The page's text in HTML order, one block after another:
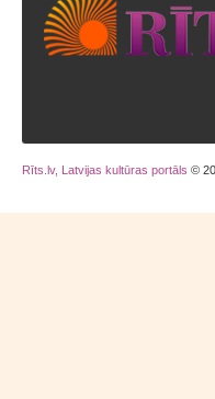
Rīts.lv, Latvijas kultūras portāls ©